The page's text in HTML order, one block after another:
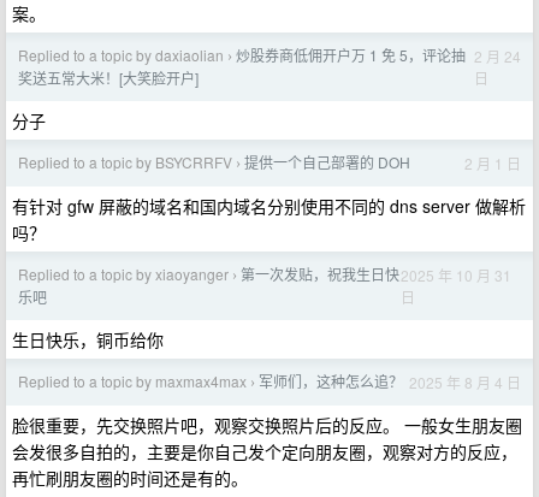
案。
Replied to a topic by daxiaolian › 炒股券商低佣开户万 1 免 5，评论抽
奖送五常大米！[大笑脸开户]
2 月 24
日
分子
Replied to a topic by BSYCRRFV › 提供一个自己部署的 DOH 2 月 1 日
有针对 gfw 屏蔽的域名和国内域名分别使用不同的 dns server 做解析
吗？
Replied to a topic by xiaoyanger › 第一次发贴，祝我生日快
乐吧
2025 年 10 月 31
日
生日快乐，铜币给你
Replied to a topic by maxmax4max › 军师们，这种怎么追？ 2025 年 8 月 4 日
脸很重要，先交换照片吧，观察交换照片后的反应。 一般女生朋友圈
会发很多自拍的，主要是你自己发个定向朋友圈，观察对方的反应，
再忙刷朋友圈的时间还是有的。